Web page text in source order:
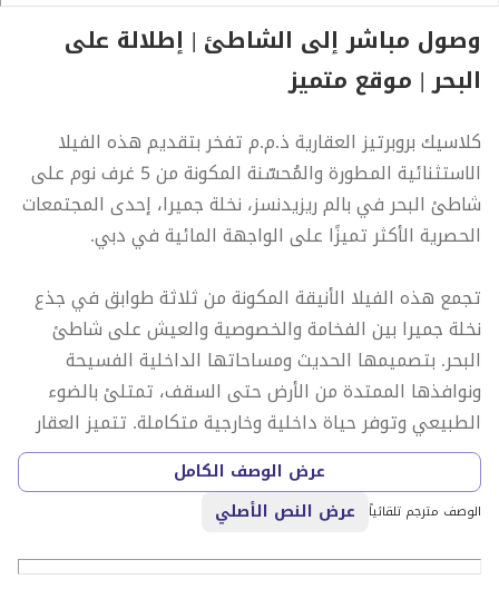
وصول مباشر إلى الشاطئ | إطلالة على
البحر | موقع متميز
كلاسيك بروبرتيز العقارية ذ.م.م تفخر بتقديم هذه الفيلا
الاستثنائية المطورة والمُحسّنة المكونة من 5 غرف نوم على
شاطئ البحر في بالم ريزيدنسز، نخلة جميرا، إحدى المجتمعات
الحصرية الأكثر تميزًا على الواجهة المائية في دبي.
تجمع هذه الفيلا الأنيقة المكونة من ثلاثة طوابق في جذع
نخلة جميرا بين الفخامة والخصوصية والعيش على شاطئ
البحر. بتصميمها الحديث ومساحاتها الداخلية الفسيحة
ونوافذها الممتدة من الأرض حتى السقف، تمتلئ بالضوء
الطبيعي وتوفر حياة داخلية وخارجية متكاملة. تتميز العقار
بحديقة خاصة وإمكانية الوصول المباشر إلى الشاطئ، مما
يجعلها منزلًا عائليًا مثاليًا في أحد المواقع الأكثر شهرة في
دبي.
تفاصيل العقار:
عرض الوصف الكامل
الوصف مترجم تلقائياً عرض النص الأصلي